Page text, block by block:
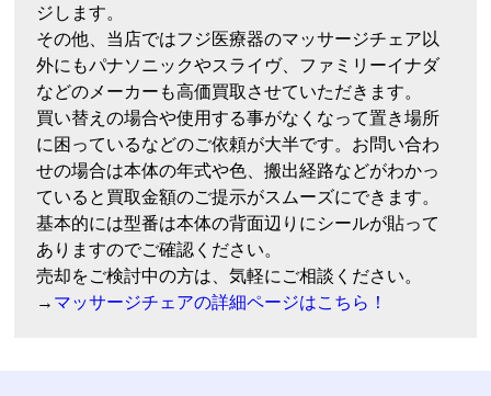
ジします。
その他、当店ではフジ医療器のマッサージチェア以
外にもパナソニックやスライヴ、ファミリーイナダ
などのメーカーも高価買取させていただきます。
買い替えの場合や使用する事がなくなって置き場所
に困っているなどのご依頼が大半です。お問い合わ
せの場合は本体の年式や色、搬出経路などがわかっ
ていると買取金額のご提示がスムーズにできます。
基本的には型番は本体の背面辺りにシールが貼って
ありますのでご確認ください。
売却をご検討中の方は、気軽にご相談ください。
→ マッサージチェアの詳細ページはこちら！